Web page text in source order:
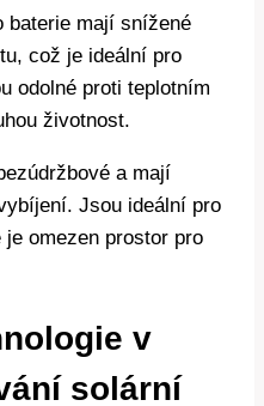
baterie mají snížené
což je ideální pro
odolné proti teplotním
životnost.
a mají
Jsou ideální pro
omezen prostor pro
v
solární